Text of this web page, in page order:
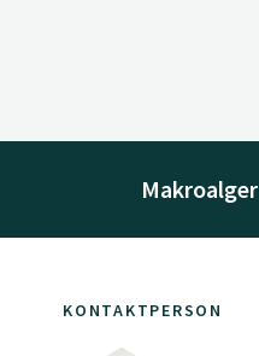
Makroalger
KONTAKTPERSON